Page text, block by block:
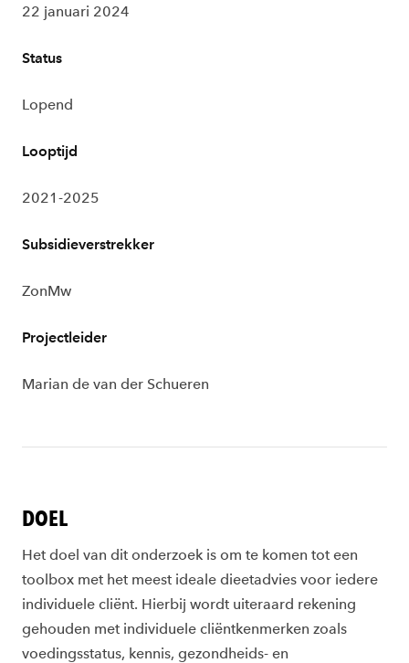
22 januari 2024
Status
Lopend
Looptijd
2021-2025
Subsidieverstrekker
ZonMw
Projectleider
Marian de van der Schueren
DOEL
Het doel van dit onderzoek is om te komen tot een
toolbox met het meest ideale dieetadvies voor iedere
individuele cliënt. Hierbij wordt uiteraard rekening
gehouden met individuele cliëntkenmerken zoals
voedingsstatus, kennis, gezondheids- en